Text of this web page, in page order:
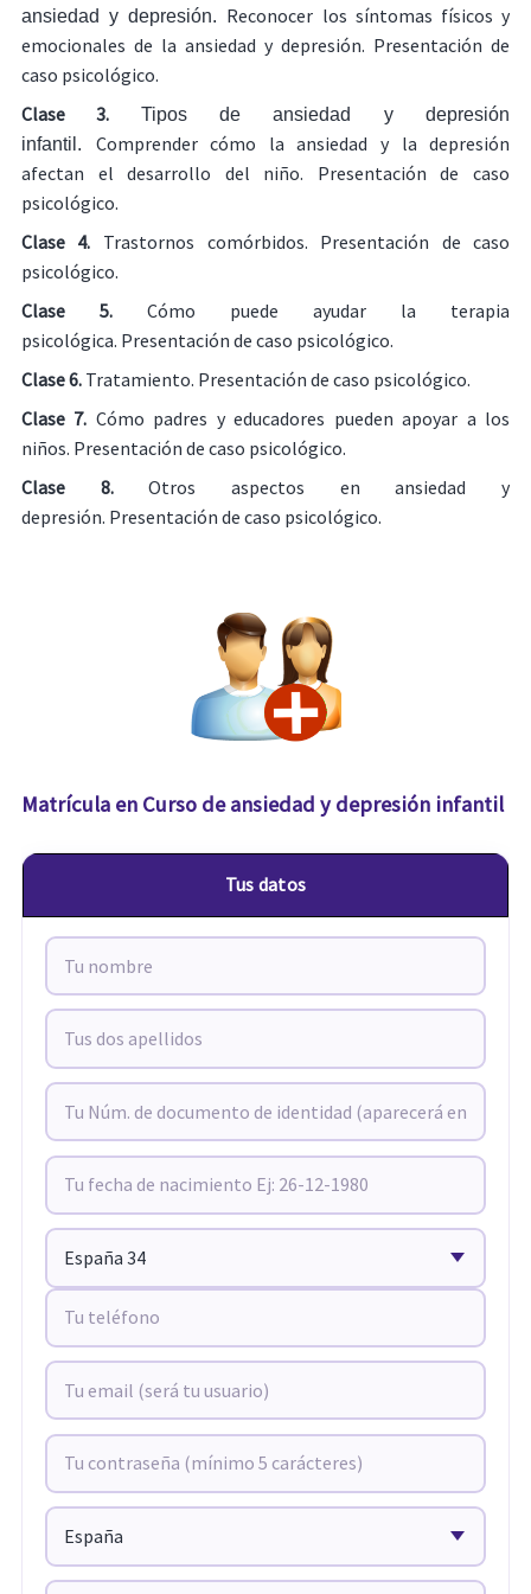
ansiedad y depresión. Reconocer los síntomas físicos y
emocionales de la ansiedad y depresión. Presentación de
caso psicológico.
Clase 3.
Tipos de ansiedad y depresión
infantil. Comprender cómo la ansiedad y la depresión
afectan el desarrollo del niño. Presentación de caso
psicológico.
Clase 4. Trastornos comórbidos. Presentación de caso
psicológico.
Clase 5.Cómo puede ayudar la terapia
psicológica. Presentación de caso psicológico.
Clase 6. Tratamiento. Presentación de caso psicológico.
Clase 7. Cómo padres y educadores pueden apoyar a los
niños. Presentación de caso psicológico.
Clase 8.Otros aspectos en ansiedad y
depresión. Presentación de caso psicológico.
Matrícula en Curso de ansiedad y depresión infantil
Tus datos